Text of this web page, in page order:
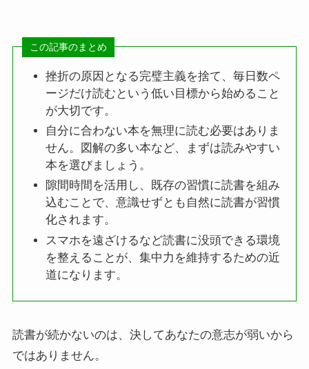
この記事のまとめ
挫折の原因となる完璧主義を捨て、毎日数ペ
ージだけ読むという低い目標から始めること
が大切です。
自分に合わない本を無理に読む必要はありま
せん。図解の多い本など、まずは読みやすい
本を選びましょう。
隙間時間を活用し、既存の習慣に読書を組み
込むことで、意識せずとも自然に読書が習慣
化されます。
スマホを遠ざけるなど読書に没頭できる環境
を整えることが、集中力を維持するための近
道になります。
読書が続かないのは、決してあなたの意志が弱いから
ではありません。